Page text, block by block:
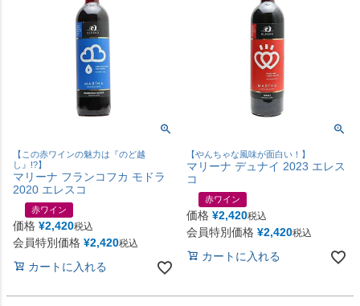
【この赤ワインの魅力は『のど越
し』!?】
マリーナ フランコフカ モドラ
2020 エレスコ
赤ワイン
価格 ¥2,420税込
会員特別価格 ¥2,420税込
カートに入れる
【やんちゃな風味が面白い！】
マリーナ デュナイ 2023 エレス
コ
赤ワイン
価格 ¥2,420税込
会員特別価格 ¥2,420税込
カートに入れる